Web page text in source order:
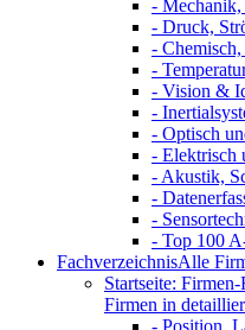
-
- Druck,
-
-
- Vision &
-
- Optisch
- Elektrisch
- Akustik,
-
-
- Top 100
FachverzeichnisAlle
Startseite:
Firmen in
- Position,